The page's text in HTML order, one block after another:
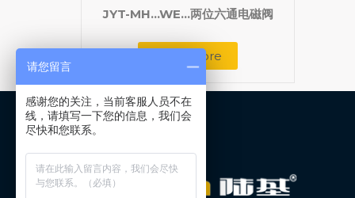
JYT-MH…WE…两位六通电磁阀
Read more
请您留言
感谢您的关注，当前客服人员不在
线，请填写一下您的信息，我们会
尽快和您联系。